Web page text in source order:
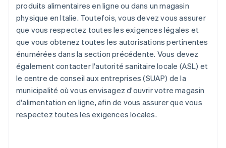
produits alimentaires en ligne ou dans un magasin
physique en Italie. Toutefois, vous devez vous assurer
que vous respectez toutes les exigences légales et
que vous obtenez toutes les autorisations pertinentes
énumérées dans la section précédente. Vous devez
également contacter l'autorité sanitaire locale (ASL) et
le centre de conseil aux entreprises (SUAP) de la
municipalité où vous envisagez d'ouvrir votre magasin
d'alimentation en ligne, afin de vous assurer que vous
respectez toutes les exigences locales.